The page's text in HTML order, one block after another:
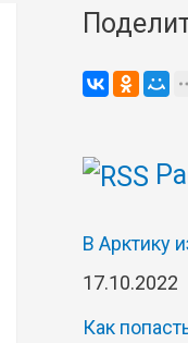
В Арктику
17.10.2022
Как